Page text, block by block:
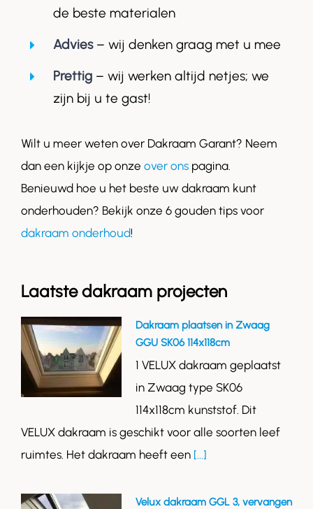
de beste materialen
Advies– wij denken graag met u mee
Prettig– wij werken altijd netjes; we
zijn bij u te gast!
Wilt u meer weten over Dakraam Garant? Neem
dan een kijkje op onze over ons pagina.
Benieuwd hoe u het beste uw dakraam kunt
onderhouden? Bekijk onze 6 gouden tips voor
dakraam onderhoud!
Laatste dakraam projecten
Dakraam plaatsen in Zwaag
GGU SK06 114x118cm
1 VELUX dakraam geplaatst
in Zwaag type SK06
114x118cm kunststof. Dit
VELUX dakraam is geschikt voor alle soorten leef
ruimtes. Het dakraam heeft een [...]
Velux dakraam GGL 3, vervangen